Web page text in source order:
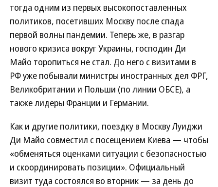
тогда одним из первых высокопоставленных
политиков, посетивших Москву после спада
первой волны пандемии. Теперь же, в разгар
нового кризиса вокруг Украины, господин Ди
Майо торопиться не стал. До него с визитами в
РФ уже побывали министры иностранных дел ФРГ,
Великобритании и Польши (по линии ОБСЕ), а
также лидеры Франции и Германии.
Как и другие политики, поездку в Москву Луиджи
Ди Майо совместил с посещением Киева — чтобы
«обменяться оценками ситуации с безопасностью
и скоординировать позиции». Официальный
визит туда состоялся во вторник — за день до